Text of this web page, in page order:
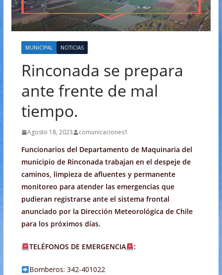
MUNICIPAL NOTICIAS
Rinconada se prepara
ante frente de mal
tiempo.
Agosto 18, 2023 comunicaciones1
Funcionarios del Departamento de Maquinaria del
municipio de Rinconada trabajan en el despeje de
caminos, limpieza de afluentes y permanente
monitoreo para atender las emergencias que
pudieran registrarse ante el sistema frontal
anunciado por la Dirección Meteorológica de Chile
para los próximos días.
TELÉFONOS DE EMERGENCIA :
Bomberos: 342-401022